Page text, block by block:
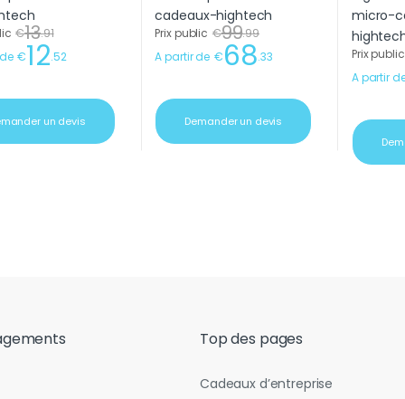
€13.91
€12.52
un devis
Prix public €99.99
A partir de €68.33
Demander un devis
Prix public
A partir
Top des pages
Cadeaux d’entreprise